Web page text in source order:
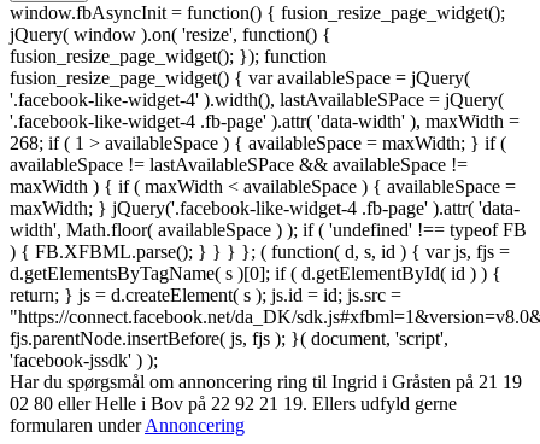
window.fbAsyncInit = function() { fusion_resize_page_widget();
jQuery( window ).on( 'resize', function() {
fusion_resize_page_widget(); }); function
fusion_resize_page_widget() { var availableSpace = jQuery(
'.facebook-like-widget-4' ).width(), lastAvailableSPace = jQuery(
'.facebook-like-widget-4 .fb-page' ).attr( 'data-width' ), maxWidth =
268; if ( 1 > availableSpace ) { availableSpace = maxWidth; } if (
availableSpace != lastAvailableSPace && availableSpace !=
maxWidth ) { if ( maxWidth < availableSpace ) { availableSpace =
maxWidth; } jQuery('.facebook-like-widget-4 .fb-page' ).attr( 'data-
width', Math.floor( availableSpace ) ); if ( 'undefined' !== typeof FB
) { FB.XFBML.parse(); } } } }; ( function( d, s, id ) { var js, fjs =
d.getElementsByTagName( s )[0]; if ( d.getElementById( id ) ) {
return; } js = d.createElement( s ); js.id = id; js.src =
"https://connect.facebook.net/da_DK/
fjs.parentNode.insertBefore( js, fjs ); }( document, 'script',
'facebook-jssdk' ) );
Har du spørgsmål om annoncering ring til Ingrid i Gråsten på 21 19
02 80 ‬eller Helle i Bov på 22 92 21 19‬. Ellers udfyld gerne
formularen underAnnoncering